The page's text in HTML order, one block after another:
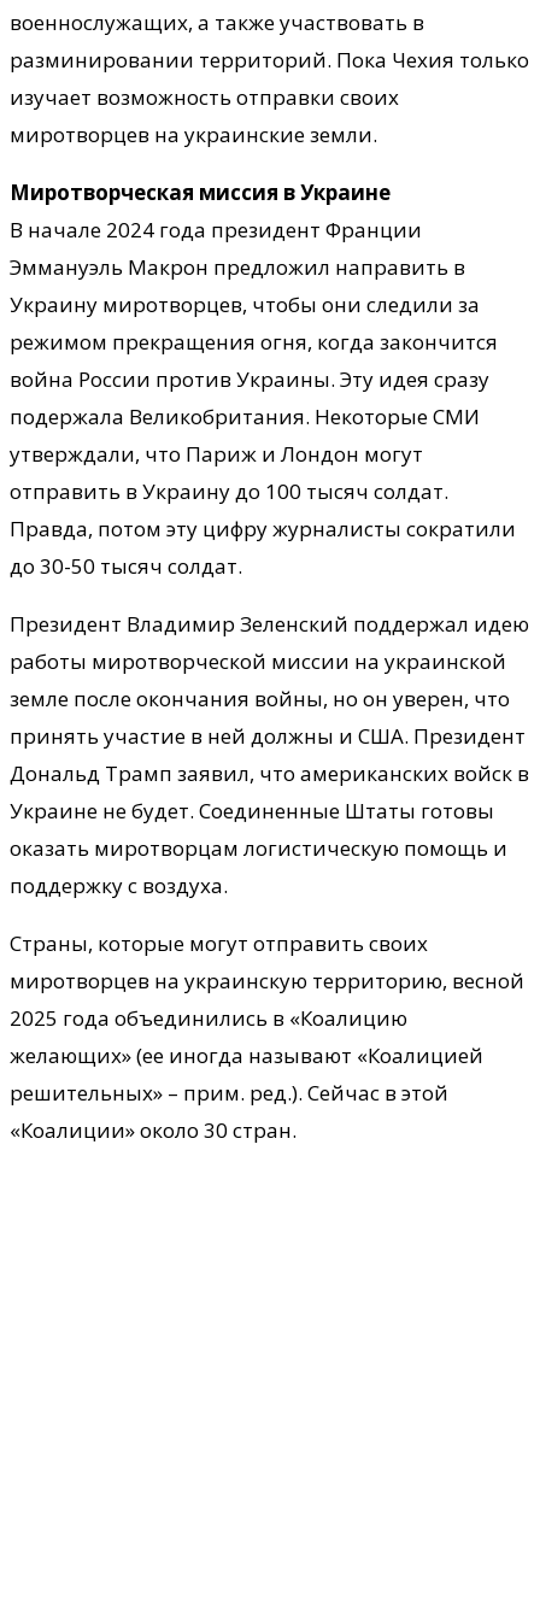
военнослужащих, а также участвовать в
разминировании территорий. Пока Чехия только
изучает возможность отправки своих
миротворцев на украинские земли.
Миротворческая миссия в Украине
В начале 2024 года президент Франции
Эммануэль Макрон предложил направить в
Украину миротворцев, чтобы они следили за
режимом прекращения огня, когда закончится
война России против Украины. Эту идея сразу
подержала Великобритания. Некоторые СМИ
утверждали, что Париж и Лондон могут
отправить в Украину до 100 тысяч солдат.
Правда, потом эту цифру журналисты сократили
до 30-50 тысяч солдат.
Президент Владимир Зеленский поддержал идею
работы миротворческой миссии на украинской
земле после окончания войны, но он уверен, что
принять участие в ней должны и США. Президент
Дональд Трамп заявил, что американских войск в
Украине не будет. Соединенные Штаты готовы
оказать миротворцам логистическую помощь и
поддержку с воздуха.
Страны, которые могут отправить своих
миротворцев на украинскую территорию, весной
2025 года объединились в «Коалицию
желающих» (ее иногда называют «Коалицией
решительных» – прим. ред.). Сейчас в этой
«Коалиции» около 30 стран.